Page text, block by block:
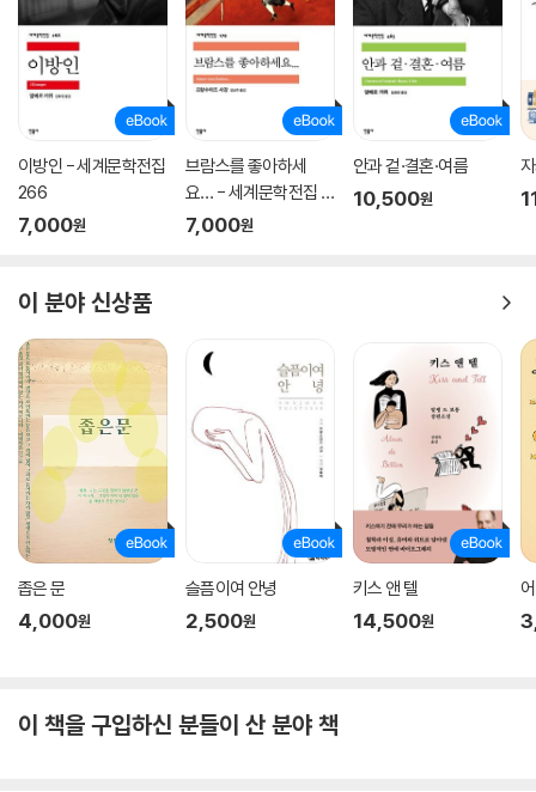
이방인 - 세계문학전집
266
7,000원
브람스를 좋아하세
요… - 세계문학전집 1
79
7,000원
안과 겉·결혼·여름
10,500원
이 분야 신상품
좁은 문
4,000원
슬픔이여 안녕
2,500원
키스 앤 텔
14,500원
이 책을 구입하신 분들이 산 분야 책